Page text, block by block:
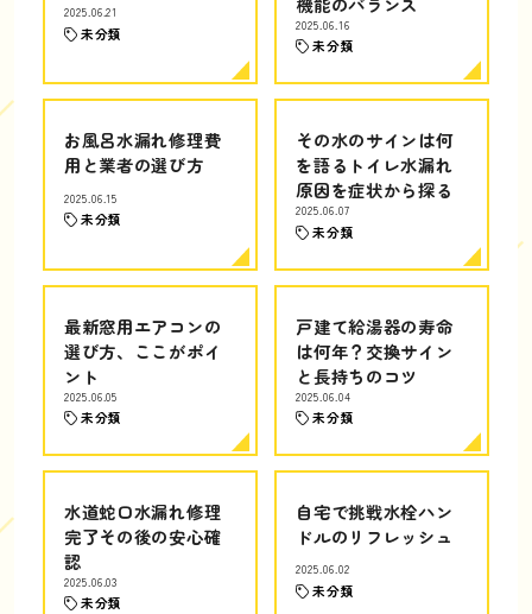
2025.06.21
未分類
2025.06.16
未分類
お風呂水漏れ修理費
用と業者の選び方
2025.06.15
未分類
その水のサインは何
を語るトイレ水漏れ
原因を症状から探る
2025.06.07
未分類
最新窓用エアコンの
選び方、ここがポイ
ント
2025.06.05
未分類
戸建て給湯器の寿命
は何年？交換サイン
と長持ちのコツ
2025.06.04
未分類
水道蛇口水漏れ修理
完了その後の安心確
認
2025.06.03
未分類
自宅で挑戦水栓ハン
ドルのリフレッシュ
2025.06.02
未分類